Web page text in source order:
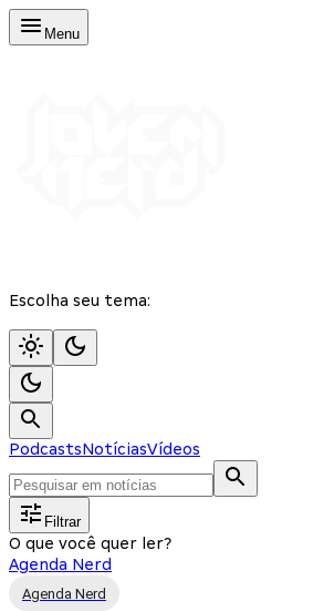
Menu
Escolha seu tema:
PodcastsNotíciasVídeos
Filtrar
O que você quer ler?
Agenda Nerd
Agenda Nerd